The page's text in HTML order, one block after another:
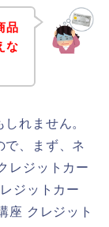
品
な
れません。
で、まず、ネ
レジットカー
ジットカー
座 クレジット